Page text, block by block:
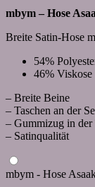
mbym – Hose
Breite Satin-Hose
54%
46% Viskose
– Breite Beine
– Taschen an der
– Gummizug in der
– Satinqualität
mbym - Hose